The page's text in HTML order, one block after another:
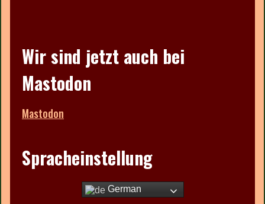
Wir sind jetzt auch bei
Mastodon
Mastodon
Spracheinstellung
German